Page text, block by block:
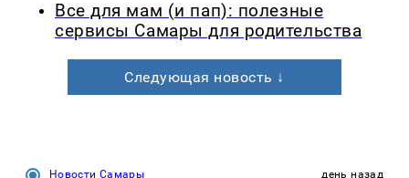
Все для мам (и пап): полезные
сервисы Самары для родительства
Следующая новость ↓
Новости Самары день назад